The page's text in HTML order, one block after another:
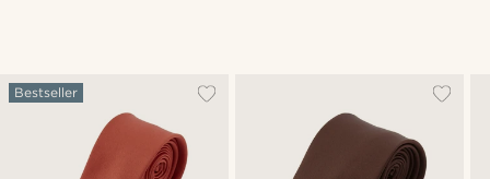
Bestseller